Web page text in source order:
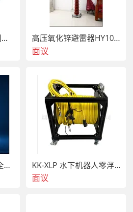
ACME艾克迈隔离控制变压器UL/CSA 高压氧化锌避雷器HY10WZ-216/562
面议
浙江电子电器鸡眼机全自动 发热丝气眼机铆接设备厂家 KK-XLP 水下机器人零浮力线缆盘
面议